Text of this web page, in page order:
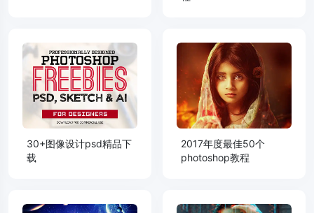
30+图像设计psd精品下
载
2017年度最佳50个
photoshop教程